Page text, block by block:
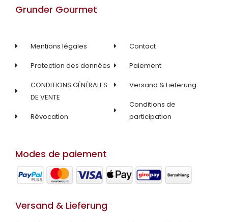
o g
m
e
Grunder Gourmet
Mentions légales
Protection des données
CONDITIONS GÉNÉRALES
DE VENTE
Révocation
Contact
Paiement
Versand & Lieferung
Conditions de
participation
Modes de paiement
Versand & Lieferung